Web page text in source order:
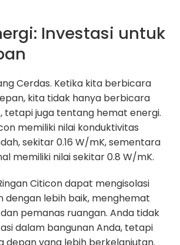
Investasi untuk
Cerdas. Ketika kita berbicara
kita tidak hanya berbicara
tetapi juga tentang hemat energi.
memiliki nilai konduktivitas
sekitar 0.16 W/mK, sementara
memiliki nilai sekitar 0.8 W/mK.
Citicon dapat mengisolasi
dengan lebih baik, menghemat
pemanas ruangan. Anda tidak
dalam bangunan Anda, tetapi